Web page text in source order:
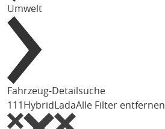
Umwelt
Fahrzeug-Detailsuche
111 HybridLadaAlle Filter entfernen